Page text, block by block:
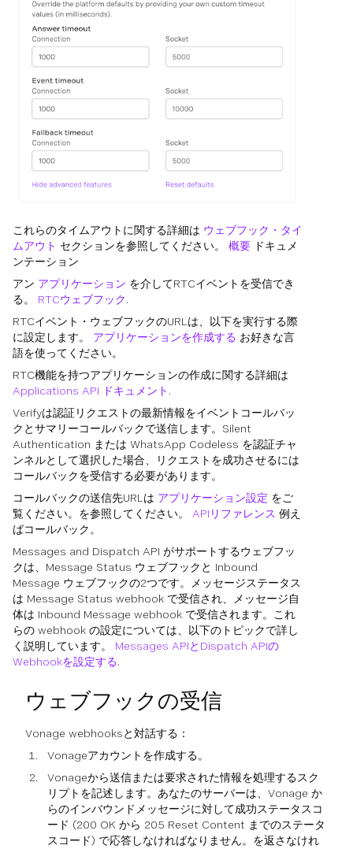
これらのタイムアウトに関する詳細は ウェブフック・タイ
ムアウト セクションを参照してください。 概要 ドキュメ
ンテーション
アン アプリケーション を介してRTCイベントを受信でき
る。 RTCウェブフック.
RTCイベント・ウェブフックのURLは、以下を実行する際
に設定します。 アプリケーションを作成する お好きな言
語を使ってください。
RTC機能を持つアプリケーションの作成に関する詳細は
Applications API ドキュメント .
Verifyは認証リクエストの最新情報をイベントコールバッ
クとサマリーコールバックで送信します。Silent
Authentication または WhatsApp Codeless を認証チャ
ンネルとして選択した場合、リクエストを成功させるには
コールバックを受信する必要があります。
コールバックの送信先URLは アプリケーション設定 をご
覧ください。を参照してください。 APIリファレンス 例え
ばコールバック。
Messages and Dispatch API がサポートするウェブフッ
クは、Message Status ウェブフックと Inbound
Message ウェブフックの2つです。メッセージステータス
は Message Status webhook で受信され、メッセージ自
体は Inbound Message webhook で受信されます。これ
らの webhook の設定については、以下のトピックで詳し
く説明しています。 Messages APIとDispatch APIの
Webhookを設定する.
ウェブフックの受信
Vonage webhooksと対話する：
Vonageアカウントを作成する。
Vonageから送信または要求された情報を処理するスク
リプトを記述します。あなたのサーバーは、Vonage か
らのインバウンドメッセージに対して成功ステータスコ
ード (200 OK から 205 Reset Content までのステータ
スコード) で応答しなければなりません。を返さなけれ